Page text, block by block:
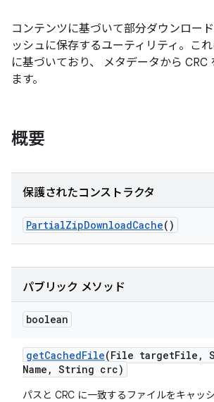
コンテンツに基づいて部分ダウンロー
ッシュに保存するユーティリティ。こ
に基づいており、 メタデータから CRC
ます。
概要
保護されたコンストラクタ
PartialZipDownloadCache()
パブリック メソッド
boolean
getCachedFile(File targetFile ,
Name , String crc)
パスと CRC に一致するファイルをキャッ